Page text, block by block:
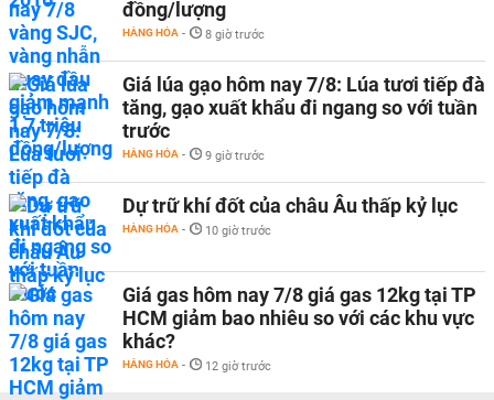
đồng/lượng
HÀNG HÓA - 8 giờ trước
Giá lúa gạo hôm nay 7/8: Lúa tươi tiếp đà
tăng, gạo xuất khẩu đi ngang so với tuần
trước
HÀNG HÓA - 9 giờ trước
Dự trữ khí đốt của châu Âu thấp kỷ lục
HÀNG HÓA - 10 giờ trước
Giá gas hôm nay 7/8 giá gas 12kg tại TP
HCM giảm bao nhiêu so với các khu vực
khác?
HÀNG HÓA - 12 giờ trước